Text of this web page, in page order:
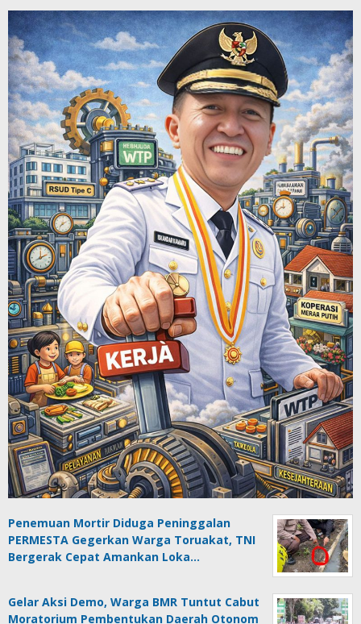
Penemuan Mortir Diduga Peninggalan
PERMESTA Gegerkan Warga Toruakat, TNI
Bergerak Cepat Amankan Loka…
Gelar Aksi Demo, Warga BMR Tuntut Cabut
Moratorium Pembentukan Daerah Otonom